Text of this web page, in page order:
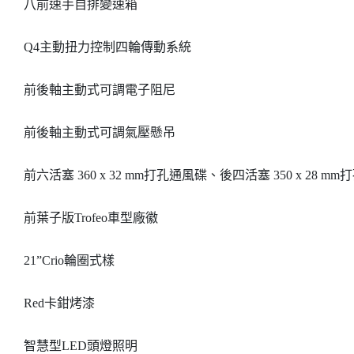
八前速手自排變速箱
Q4主動扭力控制四輪傳動系統
前後軸主動式可調電子阻尼
前後軸主動式可調氣壓懸吊
前六活塞 360 x 32 mm打孔通風碟、後四活塞 350 x 28 mm
前葉子版Trofeo車型廠徽
21”Crio輪圈式樣
Red卡鉗烤漆
智慧型LED頭燈照明